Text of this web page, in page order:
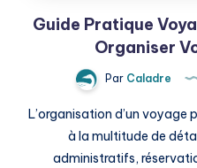
Guide Pratique
Organiser
ParCaladre
L’organisation d’un
à la multitude de
administratifs,